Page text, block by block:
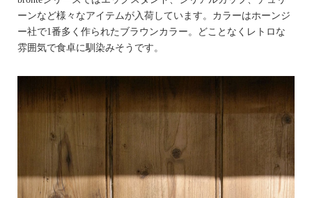
ーンなど様々なアイテムが入荷しています。カラーはホーンジ
ー社で1番多く作られたブラウンカラー。どことなくレトロな
雰囲気で食卓に馴染みそうです。